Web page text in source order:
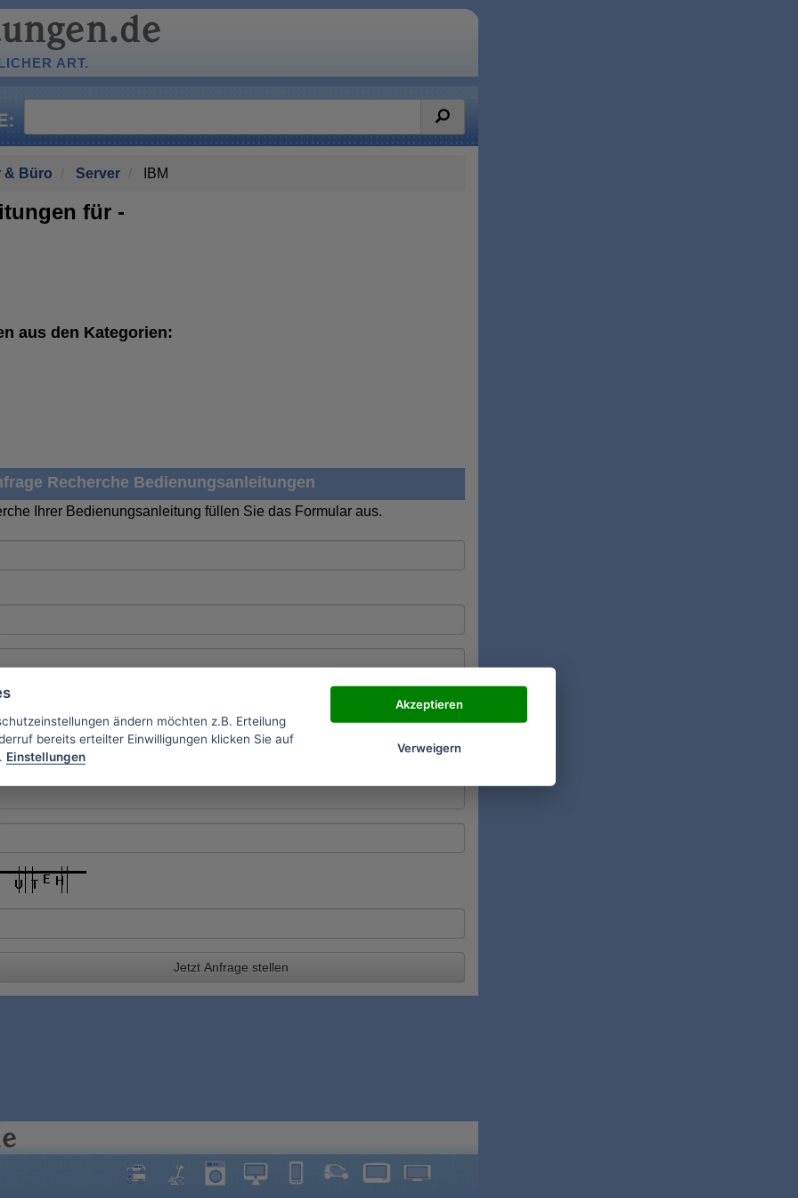
ART.
& Büro Server IBM
für -
aus den Kategorien:
Recherche Bedienungsanleitungen
Ihrer Bedienungsanleitung füllen Sie das Formular aus.
Jetzt Anfrage stellen
ändern möchten z.B. Erteilung
bereits erteilter Einwilligungen klicken Sie auf
Einstellungen
Akzeptieren
Verweigern